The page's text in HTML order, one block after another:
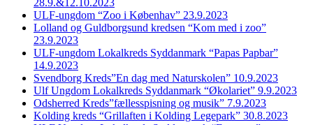
ULF-ungdom “Zoo i Københav” 23.9.2023
Lolland og Guldborgsund kredsen “Kom med i zoo”
23.9.2023
ULF-ungdom Lokalkreds Syddanmark “Papas Papbar”
14.9.2023
Svendborg Kreds”En dag med Naturskolen” 10.9.2023
Ulf Ungdom Lokalkreds Syddanmark “Økolariet” 9.9.2023
Odsherred Kreds”fællesspisning og musik” 7.9.2023
Kolding kreds “Grillaften i Kolding Legepark” 30.8.2023